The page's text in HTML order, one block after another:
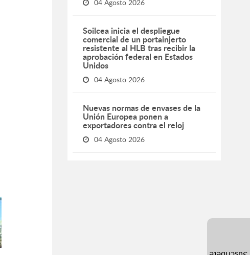
04 Agosto 2026
Soilcea inicia el despliegue
comercial de un portainjerto
resistente al HLB tras recibir la
aprobación federal en Estados
Unidos
04 Agosto 2026
Nuevas normas de envases de la
Unión Europea ponen a
exportadores contra el reloj
04 Agosto 2026